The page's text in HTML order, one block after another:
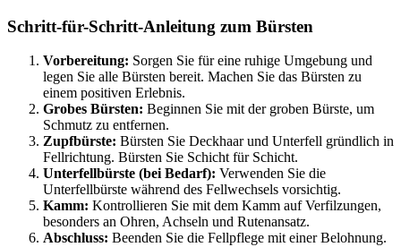
Schritt-für-Schritt-Anleitung zum Bürsten
Vorbereitung: Sorgen Sie für eine ruhige Umgebung und
legen Sie alle Bürsten bereit. Machen Sie das Bürsten zu
einem positiven Erlebnis.
Grobes Bürsten: Beginnen Sie mit der groben Bürste, um
Schmutz zu entfernen.
Zupfbürste: Bürsten Sie Deckhaar und Unterfell gründlich in
Fellrichtung. Bürsten Sie Schicht für Schicht.
Unterfellbürste (bei Bedarf): Verwenden Sie die
Unterfellbürste während des Fellwechsels vorsichtig.
Kamm: Kontrollieren Sie mit dem Kamm auf Verfilzungen,
besonders an Ohren, Achseln und Rutenansatz.
Abschluss: Beenden Sie die Fellpflege mit einer Belohnung.